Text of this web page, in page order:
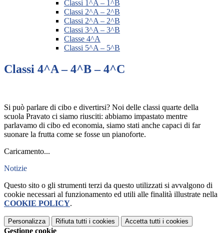
Classi 1^A – 1^B
Classi 2^A – 2^B
Classi 2^A – 2^B
Classi 3^A – 3^B
Classe 4^A
Classi 5^A – 5^B
Classi 4^A – 4^B – 4^C
Si può parlare di cibo e divertirsi? Noi delle classi quarte della
scuola Pravato ci siamo riusciti: abbiamo impastato mentre
parlavamo di cibo ed economia, siamo stati anche capaci di far
suonare la frutta come se fosse un pianoforte.
Caricamento...
Notizie
Questo sito o gli strumenti terzi da questo utilizzati si avvalgono di
cookie necessari al funzionamento ed utili alle finalità illustrate nella
COOKIE POLICY.
Personalizza Rifiuta tutti i cookies Accetta tutti i cookies
Gestione cookie